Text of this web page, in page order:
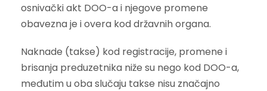
osnivački akt DOO-a i njegove promene
obavezna je i overa kod državnih organa.
Naknade (takse) kod registracije, promene i
brisanja preduzetnika niže su nego kod DOO-a,
međutim u oba slučaju takse nisu značajno